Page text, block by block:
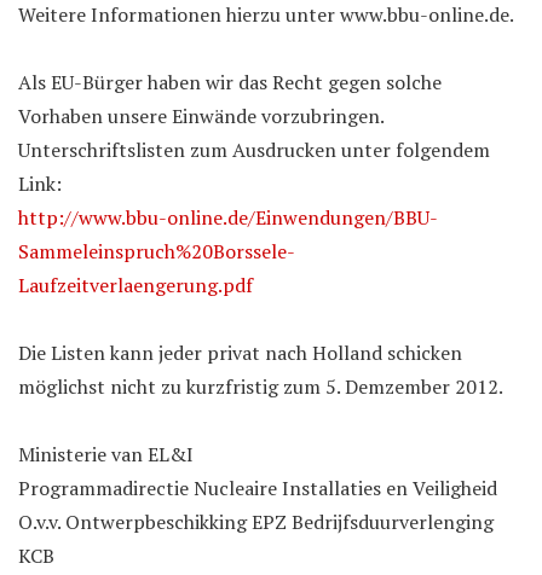
Weitere Informationen hierzu unter www.bbu-online.de.
Als EU-Bürger haben wir das Recht gegen solche
Vorhaben unsere Einwände vorzubringen.
Unterschriftslisten zum Ausdrucken unter folgendem
Link:
http://www.bbu-online.de/Einwendungen/BBU-
Sammeleinspruch%20Borssele-
Laufzeitverlaengerung.pdf
Die Listen kann jeder privat nach Holland schicken
möglichst nicht zu kurzfristig zum 5. Demzember 2012.
Ministerie van EL&I
Programmadirectie Nucleaire Installaties en Veiligheid
O.v.v. Ontwerpbeschikking EPZ Bedrijfsduurverlenging
KCB